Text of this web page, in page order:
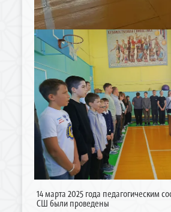
14 марта 2025 года педагогическим
СШ были проведены